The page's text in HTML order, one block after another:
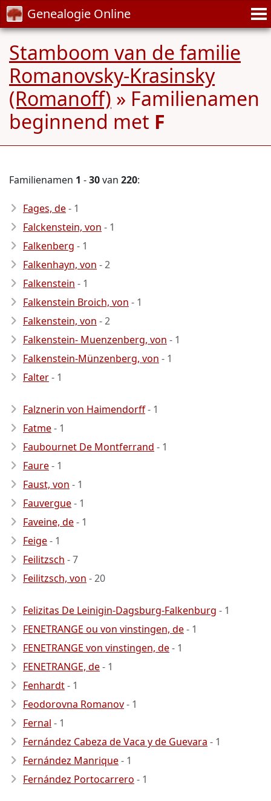
Genealogie Online
Stamboom van de familie
Romanovsky-Krasinsky
(Romanoff) » Familienamen
beginnend met F
Familienamen 1 -30van 220:
Fages, de- 1
Falckenstein, von - 1
Falkenberg - 1
Falkenhayn, von - 2
Falkenstein - 1
Falkenstein Broich, von - 1
Falkenstein, von - 2
Falkenstein- Muenzenberg, von - 1
Falkenstein-Münzenberg, von - 1
Falter- 1
Falznerin von Haimendorff- 1
Fatme- 1
Faubournet De Montferrand - 1
Faure- 1
Faust, von - 1
Fauvergue- 1
Faveine, de- 1
Feige- 1
Feilitzsch - 7
Feilitzsch, von - 20
Felizitas De Leinigin-Dagsburg-Falkenburg - 1
FENETRANGE ou von vinstingen, de- 1
FENETRANGE von vinstingen, de- 1
FENETRANGE, de- 1
Fenhardt- 1
Feodorovna Romanov- 1
Fernal - 1
Fernández Cabeza de Vaca y de Guevara - 1
Fernández Manrique- 1
Fernández Portocarrero - 1